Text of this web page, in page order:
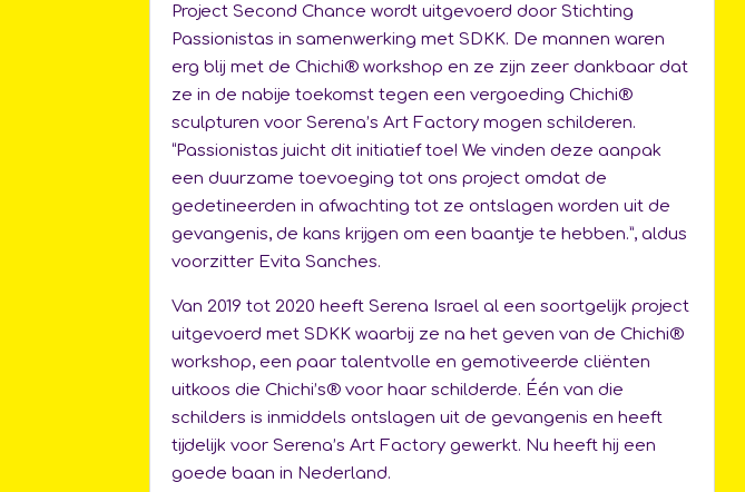
Project Second Chance wordt uitgevoerd door Stichting
Passionistas in samenwerking met SDKK. De mannen waren
erg blij met de Chichi® workshop en ze zijn zeer dankbaar dat
ze in de nabije toekomst tegen een vergoeding Chichi®
sculpturen voor Serena’s Art Factory mogen schilderen.
“Passionistas juicht dit initiatief toe! We vinden deze aanpak
een duurzame toevoeging tot ons project omdat de
gedetineerden in afwachting tot ze ontslagen worden uit de
gevangenis, de kans krijgen om een baantje te hebben.”, aldus
voorzitter Evita Sanches.
Van 2019 tot 2020 heeft Serena Israel al een soortgelijk project
uitgevoerd met SDKK waarbij ze na het geven van de Chichi®
workshop, een paar talentvolle en gemotiveerde cliënten
uitkoos die Chichi’s® voor haar schilderde. Één van die
schilders is inmiddels ontslagen uit de gevangenis en heeft
tijdelijk voor Serena’s Art Factory gewerkt. Nu heeft hij een
goede baan in Nederland.